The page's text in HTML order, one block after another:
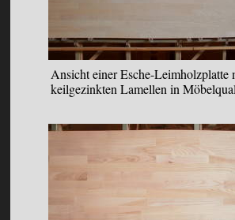
Ansicht einer Esche-Leimholzplatte
keilgezinkten Lamellen in